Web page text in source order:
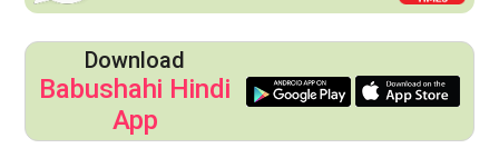
Download
Babushahi Hindi
App